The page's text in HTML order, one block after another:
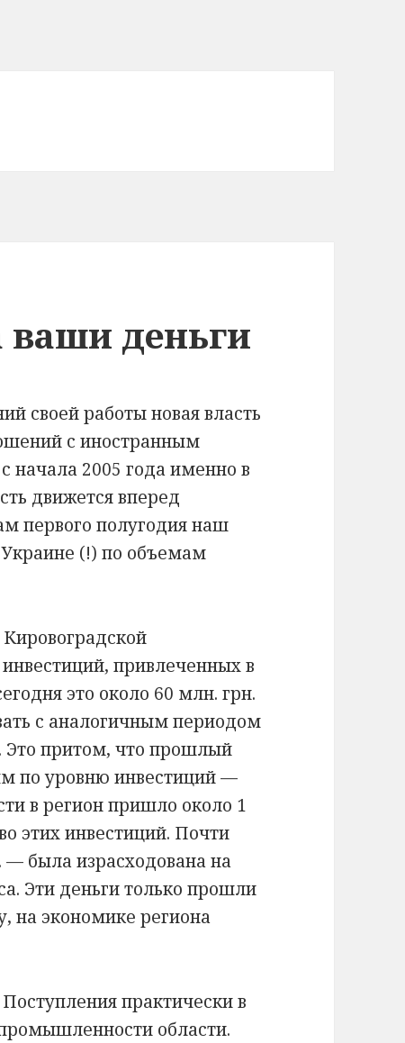
ваши деньги
своей работы новая власть
с иностранным
начала 2005 года именно в
движется вперед
первого полугодия наш
(!) по объемам
привлеченных в
это около 60 млн. грн.
с аналогичным периодом
Это притом, что прошлый
по уровню инвестиций —
в регион пришло около 1
этих инвестиций. Почти
была израсходована на
Эти деньги только прошли
на экономике региона
практически в
области.